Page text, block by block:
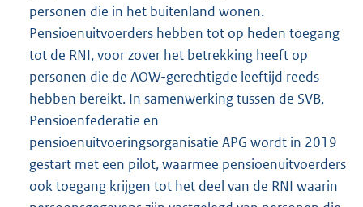
personen die in het buitenland wonen.
Pensioenuitvoerders hebben tot op heden toegang
tot de RNI, voor zover het betrekking heeft op
personen die de AOW-gerechtigde leeftijd reeds
hebben bereikt. In samenwerking tussen de SVB,
Pensioenfederatie en
pensioenuitvoeringsorganisatie APG wordt in 2019
gestart met een pilot, waarmee pensioenuitvoerders
ook toegang krijgen tot het deel van de RNI waarin